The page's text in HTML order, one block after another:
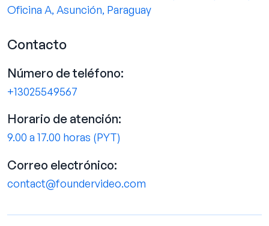
Oficina A, Asunción, Paraguay
Contacto
Número de teléfono:
+13025549567
Horario de atención:
9.00 a 17.00 horas (PYT)
Correo electrónico:
contact@foundervideo.com